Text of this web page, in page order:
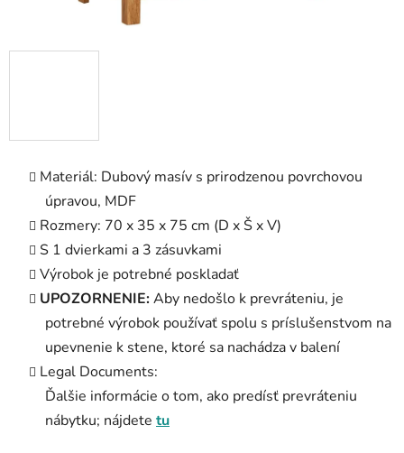
Materiál: Dubový masív s prirodzenou povrchovou
úpravou, MDF
Rozmery: 70 x 35 x 75 cm (D x Š x V)
S 1 dvierkami a 3 zásuvkami
Výrobok je potrebné poskladať
UPOZORNENIE:Aby nedošlo k prevráteniu, je
potrebné výrobok používať spolu s príslušenstvom na
upevnenie k stene, ktoré sa nachádza v balení
Legal Documents:
Ďalšie informácie o tom, ako predísť prevráteniu
nábytku; nájdete tu